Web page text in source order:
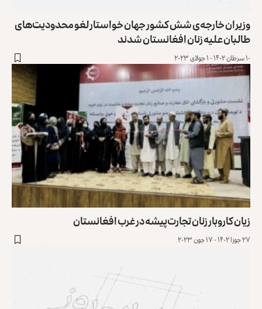
وزیران خارجه‌ی شش کشور جهان خواستار لغو محدودیت‌های
طالبان علیه زنان افغانستان شدند
۱۰ سرطان ۱۴۰۲ - ۱ جولای ۲۰۲۳
زیان کاروبار زنان تجارت‌پیشه در غرب افغانستان
۲۷ جوزا ۱۴۰۲ - ۱۷ جون ۲۰۲۳